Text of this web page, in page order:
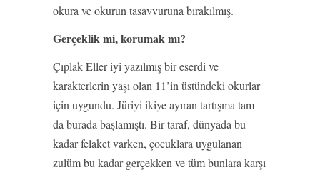
okura ve okurun tasavvuruna bırakılmış.
Gerçeklik mi, korumak mı?
Çıplak Eller iyi yazılmış bir eserdi ve
karakterlerin yaşı olan 11’in üstündeki okurlar
için uygundu. Jüriyi ikiye ayıran tartışma tam
da burada başlamıştı. Bir taraf, dünyada bu
kadar felaket varken, çocuklara uygulanan
zulüm bu kadar gerçekken ve tüm bunlara karşı